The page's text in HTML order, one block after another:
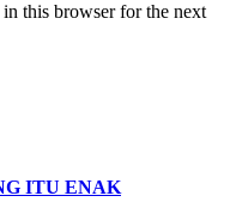
this browser for the next
ITU ENAK